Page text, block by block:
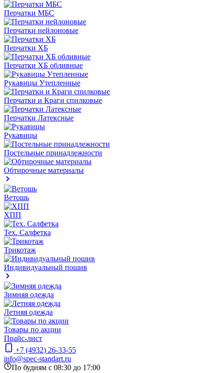
Перчатки МБС
Перчатки нейлоновые
Перчатки ХБ
Перчатки ХБ обливные
Рукавицы Утепленные
Перчатки и Краги спилковые
Перчатки Латексные
Рукавицы
Постельные принадлежности
Обтирочные материалы
Ветошь
ХПП
Тех. Салфетка
Трикотаж
Индивидуальный пошив
Зимняя одежда
Летняя одежда
Товары по акции
Прайс-лист
+7 (4932) 26-33-55
info@spec-standart.ru
По будням с 08:30 до 17:00